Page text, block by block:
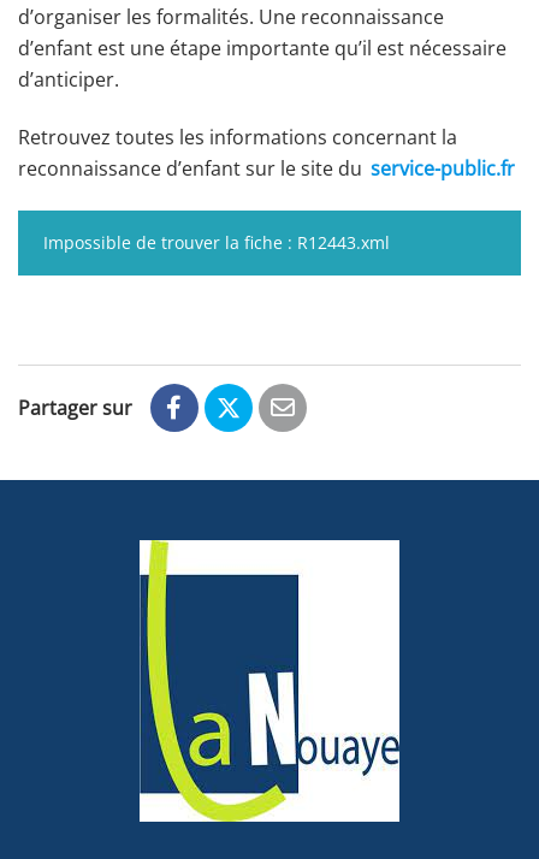
d’organiser les formalités. Une reconnaissance
d’enfant est une étape importante qu’il est nécessaire
d’anticiper.
Retrouvez toutes les informations concernant la
reconnaissance d’enfant sur le site du service-public.fr
Impossible de trouver la fiche : R12443.xml
Partager sur